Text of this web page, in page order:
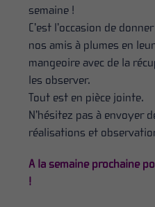
semaine !
C’est l’occasion de
nos amis à plumes en
mangeoire avec de la
les observer.
Tout est en pièce jointe.
N’hésitez pas à envoyer
réalisations et
A la semaine prochaine
!